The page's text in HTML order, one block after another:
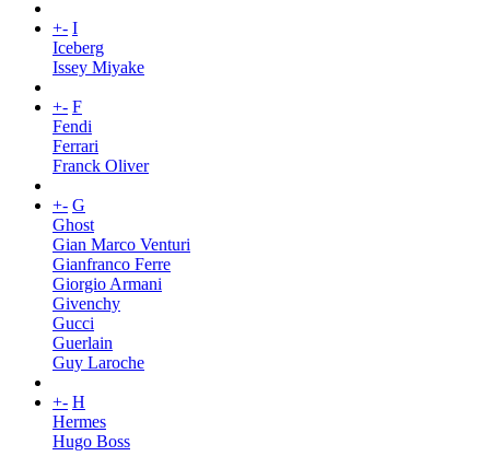
+- I
Iceberg
Issey Miyake
+- F
Fendi
Ferrari
Franck Oliver
+- G
Ghost
Gian Marco Venturi
Gianfranco Ferre
Giorgio Armani
Givenchy
Gucci
Guerlain
Guy Laroche
+- H
Hermes
Hugo Boss